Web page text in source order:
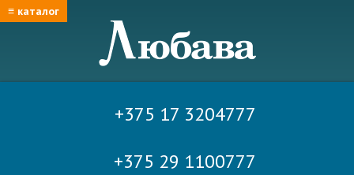
≡ каталог
+375 17 3204777
+375 29 1100777